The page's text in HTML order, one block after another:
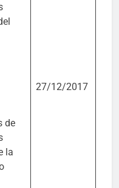
de
la
27/12/2017